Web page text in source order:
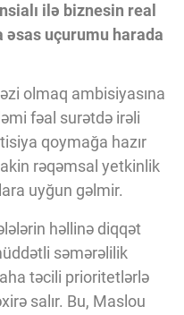
ilə biznesin real
uçurumu harada
olmaq ambisiyasına
fəal surətdə irəli
qoymağa hazır
rəqəmsal yetkinlik
uyğun gəlmir.
həllinə diqqət
səmərəlilik
təcili prioritetlərlə
salır. Bu, Maslou